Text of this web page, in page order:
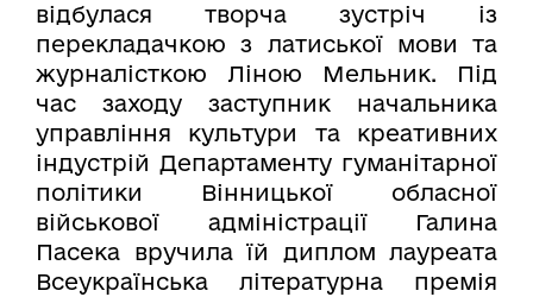
відбулася творча зустріч із
перекладачкою з латиської мови та
журналісткою Ліною Мельник. Під
час заходу заступник начальника
управління культури та креативних
індустрій Департаменту гуманітарної
політики Вінницької обласної
військової адміністрації Галина
Пасека вручила їй диплом лауреата
Всеукраїнська літературна премія